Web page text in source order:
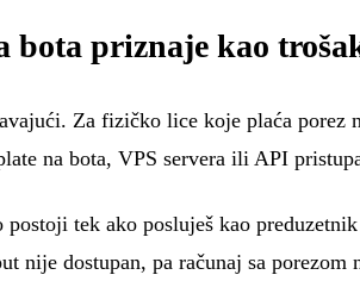
bota priznaje kao
Za fizičko lice koje plaća
na bota, VPS servera ili API
postoji tek ako posluješ kao
nije dostupan, pa računaj sa